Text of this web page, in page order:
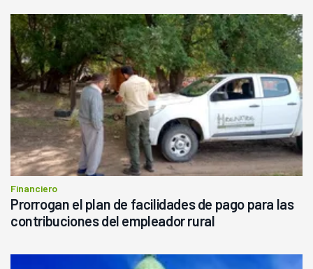
Financiero
Prorrogan el plan de facilidades de pago para las
contribuciones del empleador rural